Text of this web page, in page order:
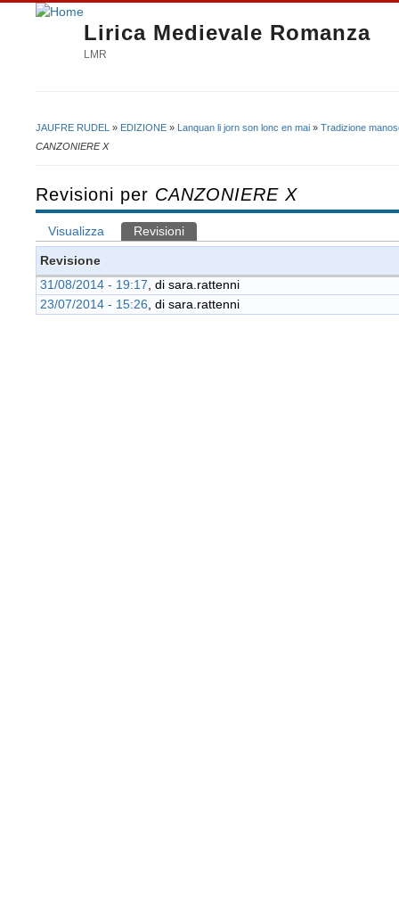
Lirica Medievale Romanza
LMR
Tu sei qui
JAUFRE RUDEL » EDIZIONE » Lanquan li jorn son lonc en mai » Tradizione
CANZONIERE X
Revisioni per CANZONIERE X
Schede primarie
Visualizza Revisioni
Revisione
31/08/2014 - 19:17 , di sara.rattenni
23/07/2014 - 15:26 , di sara.rattenni